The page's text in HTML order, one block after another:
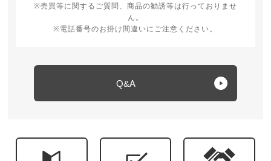
※売買等に関するご質問、商品の勧誘等は行っておりませ
ん。
※電話番号のお掛け間違いにご注意ください。
Q&A